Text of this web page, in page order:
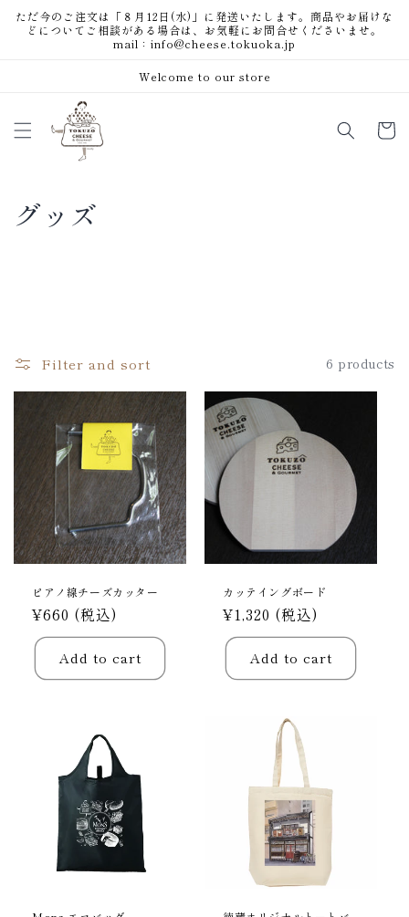
Skip to
content
ただ今のご注文は「８月12日(水)」に発送いたします。商品やお届けな
どについてご相談がある場合は、お気軽にお問合せくださいませ。
mail：info@cheese.tokuoka.jp
Welcome to our store
Cart
C
e
c
o
n
:
グッズ
Filter and sort 6 products
ピアノ線チーズカッター
Regular
price
¥660 (税込)
Add to cart
カッテイングボード
Regular
price
¥1,320 (税込)
Add to cart